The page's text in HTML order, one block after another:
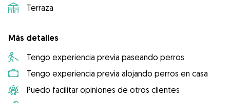
Terraza
Más detalles
Tengo experiencia previa paseando perros
Tengo experiencia previa alojando perros en casa
Puedo facilitar opiniones de otros clientes